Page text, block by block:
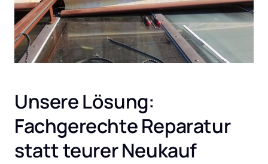
Unsere Lösung:
Fachgerechte Reparatur
statt teurer Neukauf